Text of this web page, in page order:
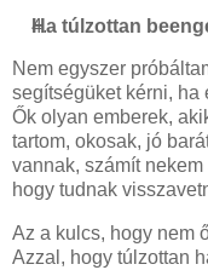
Ha túlzottan
Nem egyszer
segítségüket kérni,
Ők olyan emberek,
tartom, okosak, jó
vannak, számít
hogy tudnak
Az a kulcs, hogy nem
Azzal, hogy túlzottan